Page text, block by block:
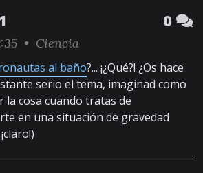
0
• Ciencia
al baño?... ¡¿Qué?! ¿Os hace
serio el tema, imaginad como
la cosa cuando tratas de
en una situación de gravedad